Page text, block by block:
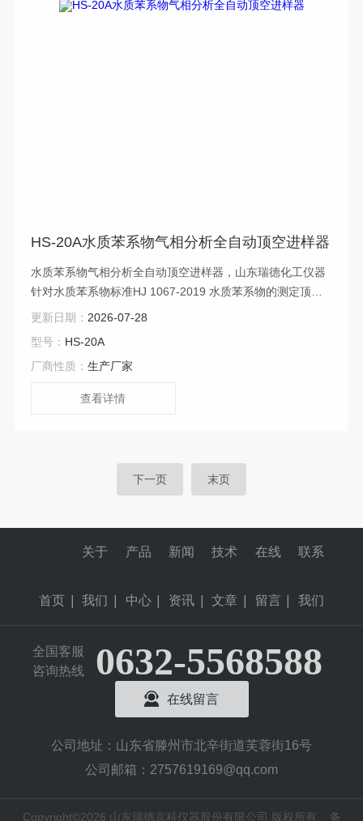
HS-20A水质苯系物气相分析全自动顶空进样器
水质苯系物气相分析全自动顶空进样器，山东瑞德化工仪器
针对水质苯系物标准HJ 1067-2019 水质苯系物的测定顶空/
气相色谱法,成熟的顶空进样器分析方案。
更新日期： 2026-07-28
型号： HS-20A
厂商性质： 生产厂家
查看详情
下一页 末页
首页
关于
我们
产品
中心
新闻
资讯
技术
文章
在线
留言
联系
我们
全国客服
咨询热线
0632-5568588
在线留言
公司地址：山东省滕州市北辛街道芙蓉街16号
公司邮箱：2757619169@qq.com
Copyright©2026 山东瑞德京科仪器股份有限公司 版权所有 备